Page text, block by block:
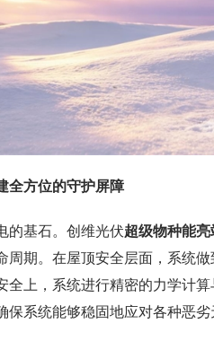
全方位的守护屏障
的基石。创维光伏超级物种能亮
周期。在屋顶安全层面，系统
全上，系统进行精密的力学计
保系统能够稳固地应对各种恶劣